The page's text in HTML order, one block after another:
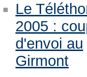
Le
2005 :
d'envoi au
Girmont